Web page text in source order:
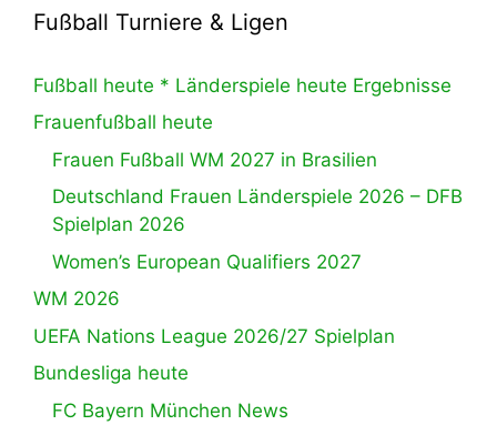
Fußball Turniere & Ligen
Fußball heute * Länderspiele heute Ergebnisse
Frauenfußball heute
Frauen Fußball WM 2027 in Brasilien
Deutschland Frauen Länderspiele 2026 – DFB
Spielplan 2026
Women’s European Qualifiers 2027
WM 2026
UEFA Nations League 2026/27 Spielplan
Bundesliga heute
FC Bayern München News